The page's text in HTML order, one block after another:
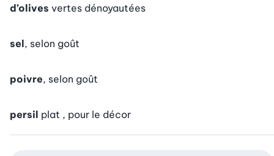
d’olives vertes dénoyautées
sel, selon goût
poivre, selon goût
persil plat , pour le décor